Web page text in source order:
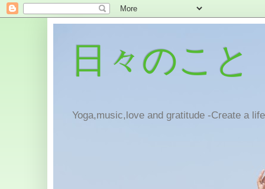
日々のこと
Yoga,music,love and gratitude -Create a